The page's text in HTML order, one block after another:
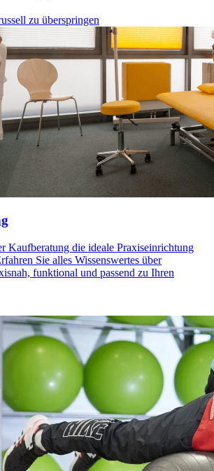
zu überspringen
Kaufberatung die ideale Praxiseinrichtung
Sie alles Wissenswertes über
funktional und passend zu Ihren